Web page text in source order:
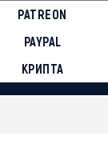
PATREON
PAYPAL
КРИПТА